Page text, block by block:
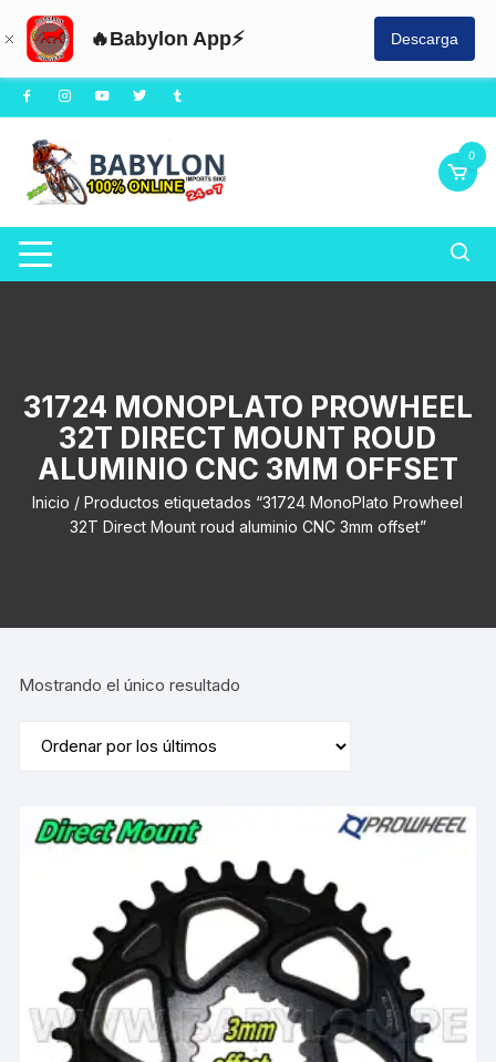
🔥Babylon App⚡ Descarga
Saltar
al
contenido
0
31724 MONOPLATO PROWHEEL
32T DIRECT MOUNT ROUD
ALUMINIO CNC 3MM OFFSET
Inicio / Productos etiquetados “31724 MonoPlato Prowheel
32T Direct Mount roud aluminio CNC 3mm offset”
Mostrando el único resultado